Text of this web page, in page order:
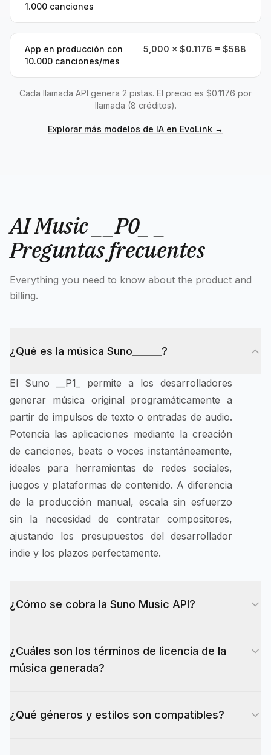
1.000 canciones
App en producción con
10.000 canciones/mes
5,000 × $0.1176 = $588
Cada llamada API genera 2 pistas. El precio es $0.1176 por
llamada (8 créditos).
Explorar más modelos de IA en EvoLink →
AI Music __P0_ _
Preguntas frecuentes
Everything you need to know about the product and
billing.
¿Qué es la música Suno______?
El Suno __P1_ permite a los desarrolladores
generar música original programáticamente a
partir de impulsos de texto o entradas de audio.
Potencia las aplicaciones mediante la creación
de canciones, beats o voces instantáneamente,
ideales para herramientas de redes sociales,
juegos y plataformas de contenido. A diferencia
de la producción manual, escala sin esfuerzo
sin la necesidad de contratar compositores,
ajustando los presupuestos del desarrollador
indie y los plazos perfectamente.
¿Cómo se cobra la Suno Music API?
suscripciones fijas ni cargos ocultos. Cada
solicitud de generación cuesta 8 créditos
precios de esta página es la fuente de verdad
¿Cuáles son los términos de licencia de la
música generada?
música generada por IA son determinados por
¿Qué géneros y estilos son compatibles?